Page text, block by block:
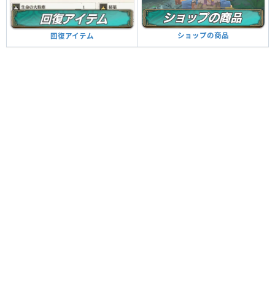
回復アイテム ショップの商品